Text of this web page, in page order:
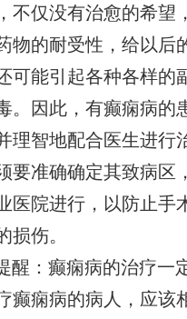
不仅没有治愈的希望
物的耐受性，给以后
可能引起各种各样的
。因此，有癫痫病的
理智地配合医生进行
要准确确定其致病区
医院进行，以防止手
损伤。
醒：癫痫病的治疗一
癫痫病的病人，应该